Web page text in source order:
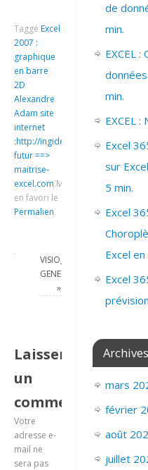
Taggé Excel
2007 :
graphique
en barre
2D
Alexandre
Adam site
internet
:http://ingideo.sharepoint.com
futur ==>
maitrise-
excel.com.Mettre
en favori le
Permalien.
VISIO_2007_PRESENTATION
GENERALE
»
Laisser
un
commentaire
Votre
adresse e-
mail ne
sera pas
de
min.
EXCEL
min.
EXCEL :
Excel
sur
5 min.
Excel
Excel
Excel
Archives
mars
février
août
juillet